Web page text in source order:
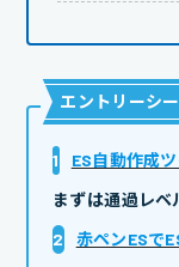
エントリーシ
1
ES自動作成
まずは通過レベ
2
赤ペンESで